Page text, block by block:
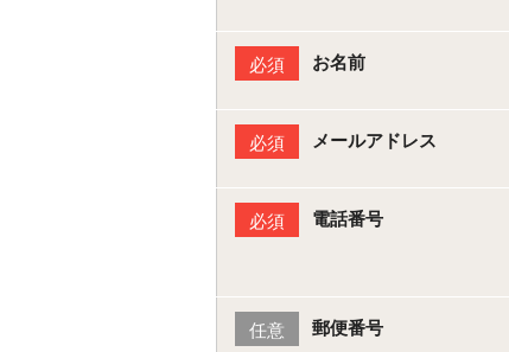
必須 お名前
必須 メールアドレス
必須
電話番号
任意
郵便番号